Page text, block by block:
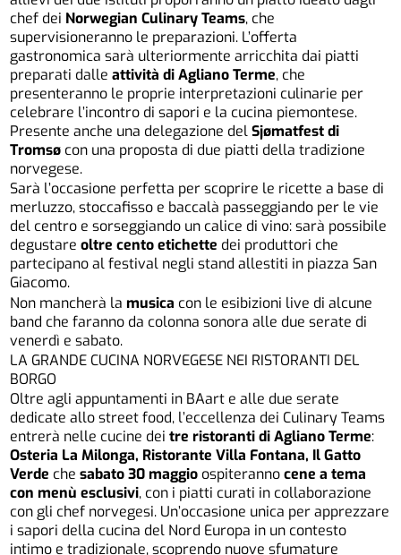
chef dei Norwegian Culinary Teams, che
supervisioneranno le preparazioni. L’offerta
gastronomica sarà ulteriormente arricchita dai piatti
preparati dalleattività di Agliano Terme, che
presenteranno le proprie interpretazioni culinarie per
celebrare l’incontro di sapori e la cucina piemontese.
Presente anche una delegazione del Sjømatfestdi
Tromsø con una proposta di due piatti della tradizione
norvegese.
Sarà l’occasione perfetta per scoprire le ricette a base di
merluzzo, stoccafisso e baccalà passeggiando per le vie
del centro e sorseggiando un calice di vino: sarà possibile
degustareoltre cento etichette dei produttori che
partecipano al festival negli stand allestiti in piazza San
Giacomo.
Non mancherà la musica con le esibizioni live di alcune
band che faranno da colonna sonora alle due serate di
venerdì e sabato.
LA GRANDE CUCINA NORVEGESE NEI RISTORANTI DEL
BORGO
Oltre agli appuntamenti in BAart e alle due serate
dedicate allo street food, l’eccellenza dei Culinary Teams
entrerà nelle cucine deitre ristoranti di Agliano Terme:
Osteria La Milonga, Ristorante Villa Fontana, Il Gatto
Verde che sabato 30 maggio ospiterannocene a tema
con menù esclusivi, con i piatti curati in collaborazione
con gli chef norvegesi. Un’occasione unica per apprezzare
i sapori della cucina del Nord Europa in un contesto
intimo e tradizionale, scoprendo nuove sfumature